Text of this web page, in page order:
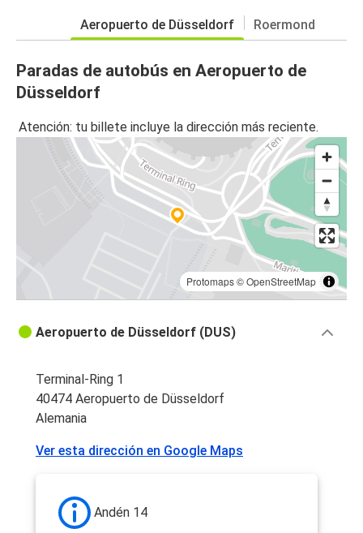
Aeropuerto de Düsseldorf Roermond
Paradas de autobús en Aeropuerto de
Düsseldorf
Atención: tu billete incluye la dirección más reciente.
Protomaps©OpenStreetMap
Aeropuerto de Düsseldorf (DUS)
Terminal-Ring 1
40474 Aeropuerto de Düsseldorf
Alemania
Ver esta dirección en Google Maps
Andén 14